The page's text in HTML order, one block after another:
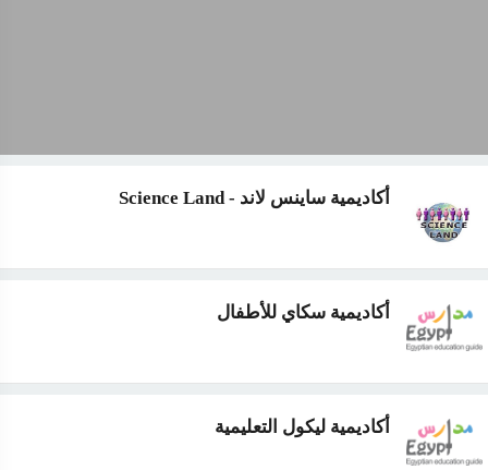
أكاديمية ساينس لاند - Science Land
أكاديمية سكاي للأطفال
أكاديمية ليكول التعليمية